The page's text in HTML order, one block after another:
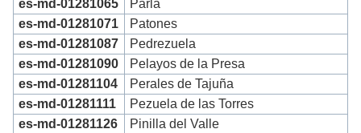
es-md-01281065
Parla
es-md-01281071
Patones
es-md-01281087
Pedrezuela
es-md-01281090
Pelayos de la Presa
es-md-01281104
Perales de Tajuña
es-md-01281111
Pezuela de las Torres
es-md-01281126
Pinilla del Valle